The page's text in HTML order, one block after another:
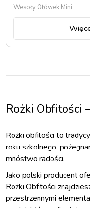
Wesoły Ołówek Mini
Rożki
Rożki obfitości to
roku szkolnego,
mnóstwo radości.
Jako polski producent
Rożki Obfitości
przestrzennymi